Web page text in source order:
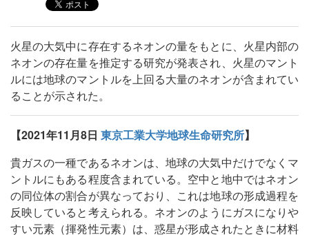
火星の大気中に存在するネオンの量をもとに、火星内部の
ネオンの存在量を推定する研究が発表され、火星のマント
ルには地球のマントルを上回る大量のネオンが含まれてい
ることが示された。
【2021年11月8日 東京工業大学地球生命研究所】
貴ガスの一種であるネオンは、地球の大気中だけでなくマ
ントルにもある程度含まれている。空中と地中ではネオン
の同位体の割合が異なっており、これは地球の形成過程を
反映していると考えられる。ネオンのようにガスになりや
すい元素（揮発性元素）は、惑星が形成されたときに材料